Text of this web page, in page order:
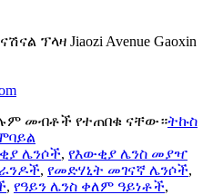
ፕላዛ Jiaozi Avenue Gaoxin
መብቶች የተጠበቁ ናቸው።ትኩስ
ሌንሶች, የእውቂያ ሌንስ መያዣ
, የመድሃኒት መገናኛ ሌንሶች,
, የዓይን ሌንስ ቀለም ዓይነቶች,